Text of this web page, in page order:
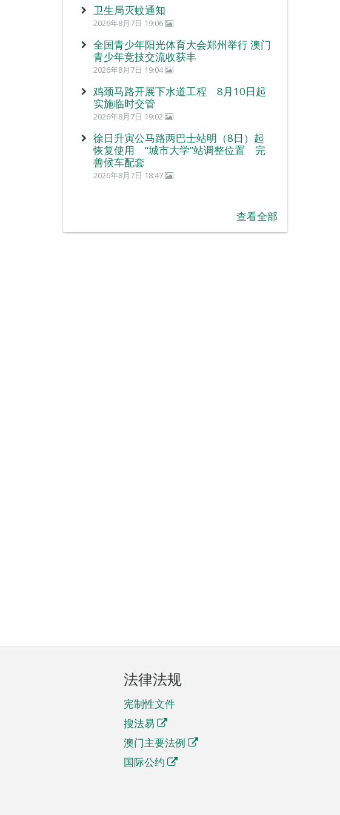
卫生局灭蚊通知
2026年8月7日 19:06
全国青少年阳光体育大会郑州举行 澳门
青少年竞技交流收获丰
2026年8月7日 19:04
鸡颈马路开展下水道工程 8月10日起
实施临时交管
2026年8月7日 19:02
徐日升寅公马路两巴士站明（8日）起
恢复使用 “城市大学”站调整位置 完
善候车配套
2026年8月7日 18:47
查看全部
法律法规
宪制性文件
搜法易
澳门主要法例
国际公约